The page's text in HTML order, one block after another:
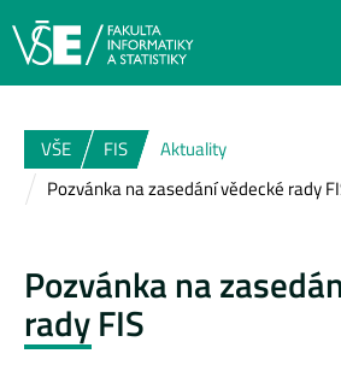
VŠE FIS
Aktuality
Pozvánka na zasedání vědecké rady
Pozvánka na
rady FIS